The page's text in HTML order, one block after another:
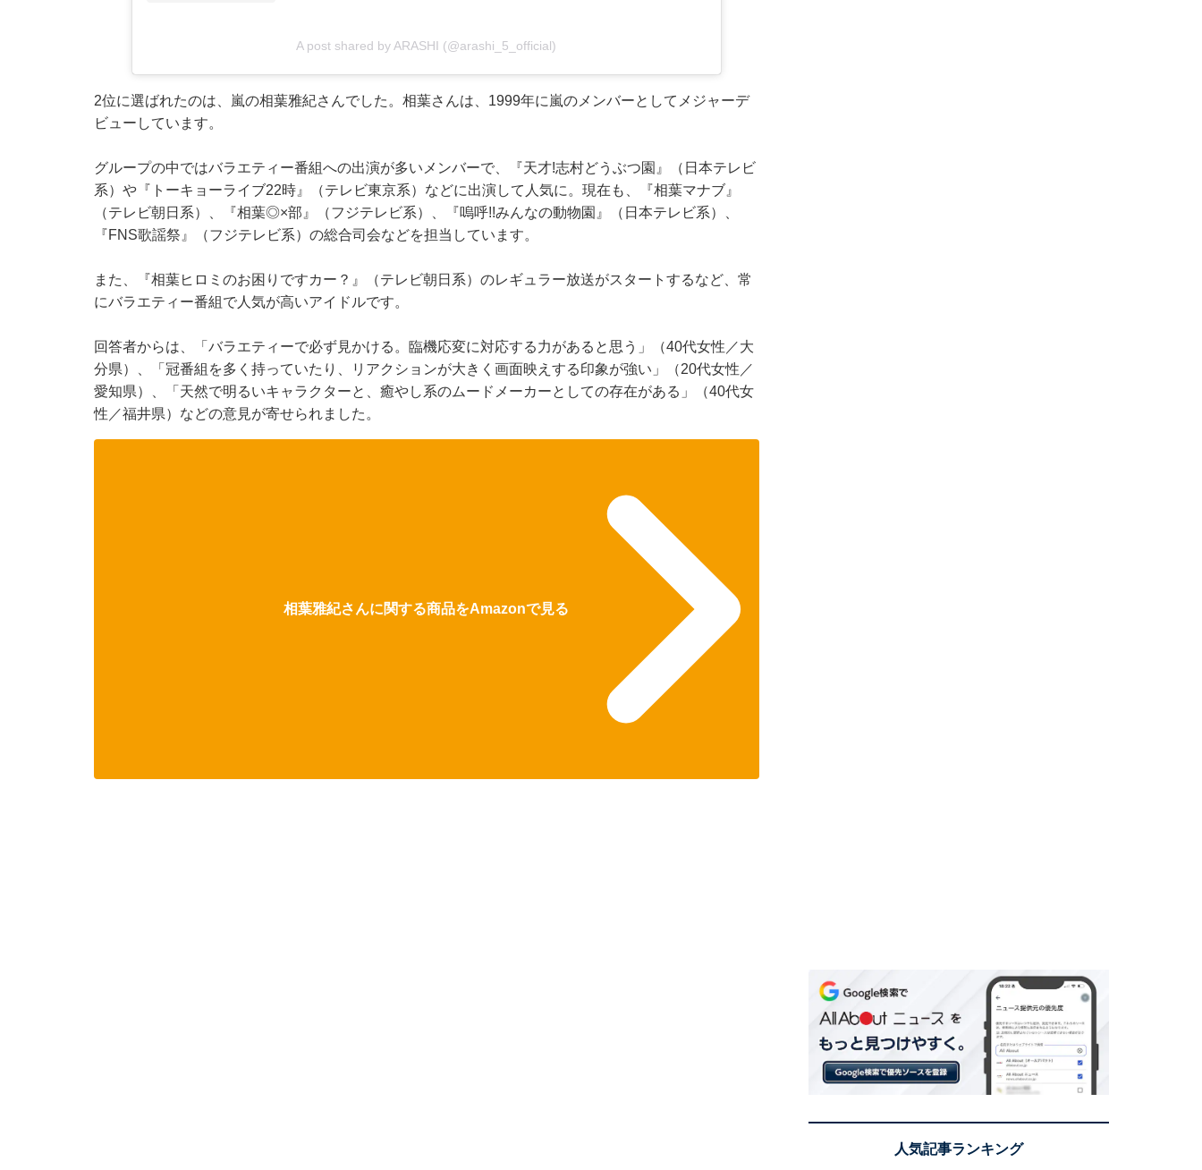
A post shared by ARASHI (@arashi_5_official)
2位に選ばれたのは、嵐の相葉雅紀さんでした。相葉さんは、1999年に嵐のメンバーとしてメジャーデ
ビューしています。
グループの中ではバラエティー番組への出演が多いメンバーで、『天才!志村どうぶつ園』（日本テレビ
系）や『トーキョーライブ22時』（テレビ東京系）などに出演して人気に。現在も、『相葉マナブ』
（テレビ朝日系）、『相葉◎×部』（フジテレビ系）、『嗚呼!!みんなの動物園』（日本テレビ系）、
『FNS歌謡祭』（フジテレビ系）の総合司会などを担当しています。
また、『相葉ヒロミのお困りですカー？』（テレビ朝日系）のレギュラー放送がスタートするなど、常
にバラエティー番組で人気が高いアイドルです。
回答者からは、「バラエティーで必ず見かける。臨機応変に対応する力があると思う」（40代女性／大
分県）、「冠番組を多く持っていたり、リアクションが大きく画面映えする印象が強い」（20代女性／
愛知県）、「天然で明るいキャラクターと、癒やし系のムードメーカーとしての存在がある」（40代女
性／福井県）などの意見が寄せられました。
相葉雅紀さんに関する商品をAmazonで見る